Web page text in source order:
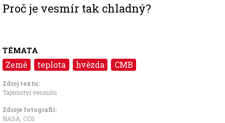
Proč je vesmír tak chladný?
TÉMATA
Země teplota hvězda CMB
Zdroj textu:
Tajemství vesmíru
Zdroje fotografii:
NASA, CC0